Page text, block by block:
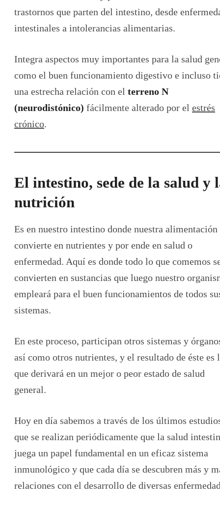
trastornos que parten del intestino, desde
intestinales a intolerancias alimentarias.
Integra aspectos muy importantes para la salud
como el buen funcionamiento digestivo e incluso
una estrecha relación con el terreno N
(neurodistónico) fácilmente alterado por el estrés
crónico.
El intestino, sede de la salud y
nutrición
Es en nuestro intestino donde nuestra alimentación
convierte en nutrientes y por ende en salud o
enfermedad. Aquí es donde todo lo que comemos
convierten en sustancias que luego nuestro
empleará para el buen funcionamientos de todos
sistemas.
En este proceso, participan otros sistemas y
así como otros nutrientes, y el resultado de éste es
que derivará en un mejor o peor estado de salud
general.
Hoy en día sabemos a través de los últimos
que se realizan periódicamente que la salud
juega un papel fundamental en un eficaz sistema
inmunológico y que cada día se descubren más y
relaciones con el desarrollo de diversas